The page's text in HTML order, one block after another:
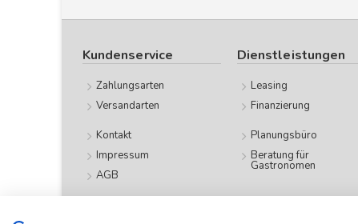
Kundenservice
Zahlungsarten
Versandarten
Kontakt
Impressum
AGB
Dienstleistungen
Leasing
Finanzierung
Planungsbüro
Beratung für
Gastronomen